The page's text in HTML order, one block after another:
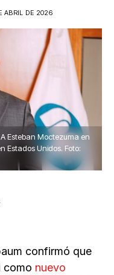
ABRIL DE 2026
Esteban Moctezuma en
Estados Unidos. Foto:
confirmó que
como nuevo